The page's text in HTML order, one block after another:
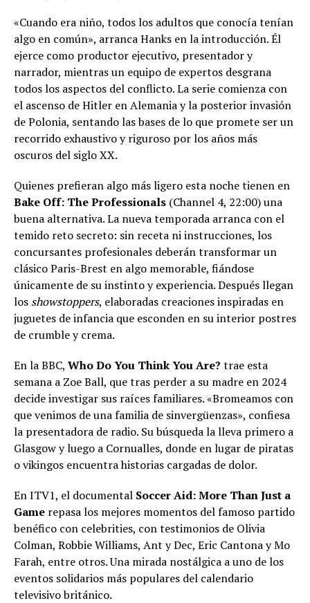
«Cuando era niño, todos los adultos que conocía tenían
algo en común», arranca Hanks en la introducción. Él
ejerce como productor ejecutivo, presentador y
narrador, mientras un equipo de expertos desgrana
todos los aspectos del conflicto. La serie comienza con
el ascenso de Hitler en Alemania y la posterior invasión
de Polonia, sentando las bases de lo que promete ser un
recorrido exhaustivo y riguroso por los años más
oscuros del siglo XX.
Quienes prefieran algo más ligero esta noche tienen en
Bake Off: The Professionals (Channel 4, 22:00) una
buena alternativa. La nueva temporada arranca con el
temido reto secreto: sin receta ni instrucciones, los
concursantes profesionales deberán transformar un
clásico Paris-Brest en algo memorable, fiándose
únicamente de su instinto y experiencia. Después llegan
los showstoppers, elaboradas creaciones inspiradas en
juguetes de infancia que esconden en su interior postres
de crumble y crema.
En la BBC, Who Do You Think You Are? trae esta
semana a Zoe Ball, que tras perder a su madre en 2024
decide investigar sus raíces familiares. «Bromeamos con
que venimos de una familia de sinvergüenzas», confiesa
la presentadora de radio. Su búsqueda la lleva primero a
Glasgow y luego a Cornualles, donde en lugar de piratas
o vikingos encuentra historias cargadas de dolor.
En ITV1, el documental Soccer Aid: More Than Just a
Game repasa los mejores momentos del famoso partido
benéfico con celebrities, con testimonios de Olivia
Colman, Robbie Williams, Ant y Dec, Eric Cantona y Mo
Farah, entre otros. Una mirada nostálgica a uno de los
eventos solidarios más populares del calendario
televisivo británico.